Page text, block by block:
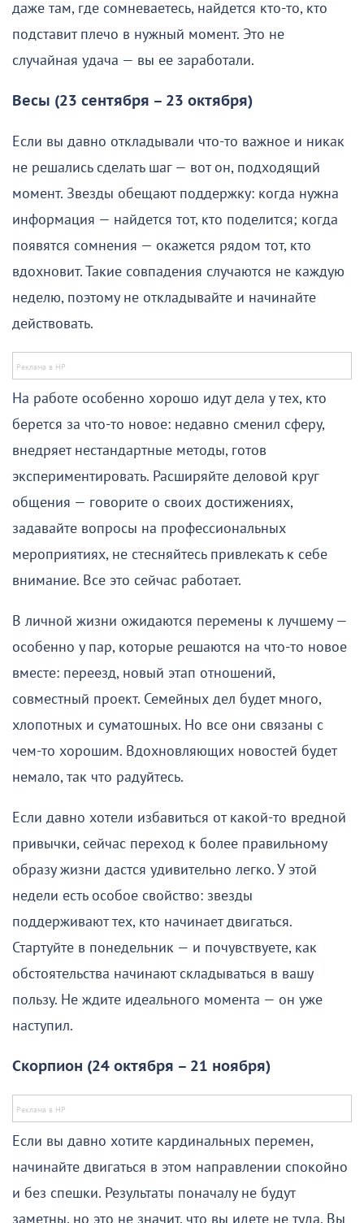
даже там, где сомневаетесь, найдется кто-то, кто
подставит плечо в нужный момент. Это не
случайная удача — вы ее заработали.
Весы (23 сентября – 23 октября)
Если вы давно откладывали что-то важное и никак
не решались сделать шаг — вот он, подходящий
момент. Звезды обещают поддержку: когда нужна
информация — найдется тот, кто поделится; когда
появятся сомнения — окажется рядом тот, кто
вдохновит. Такие совпадения случаются не каждую
неделю, поэтому не откладывайте и начинайте
действовать.
На работе особенно хорошо идут дела у тех, кто
берется за что-то новое: недавно сменил сферу,
внедряет нестандартные методы, готов
экспериментировать. Расширяйте деловой круг
общения — говорите о своих достижениях,
задавайте вопросы на профессиональных
мероприятиях, не стесняйтесь привлекать к себе
внимание. Все это сейчас работает.
В личной жизни ожидаются перемены к лучшему —
особенно у пар, которые решаются на что-то новое
вместе: переезд, новый этап отношений,
совместный проект. Семейных дел будет много,
хлопотных и суматошных. Но все они связаны с
чем-то хорошим. Вдохновляющих новостей будет
немало, так что радуйтесь.
Если давно хотели избавиться от какой-то вредной
привычки, сейчас переход к более правильному
образу жизни дастся удивительно легко. У этой
недели есть особое свойство: звезды
поддерживают тех, кто начинает двигаться.
Стартуйте в понедельник — и почувствуете, как
обстоятельства начинают складываться в вашу
пользу. Не ждите идеального момента — он уже
наступил.
Скорпион (24 октября – 21 ноября)
Если вы давно хотите кардинальных перемен,
начинайте двигаться в этом направлении спокойно
и без спешки. Результаты поначалу не будут
заметны, но это не значит, что вы идете не туда. Вы